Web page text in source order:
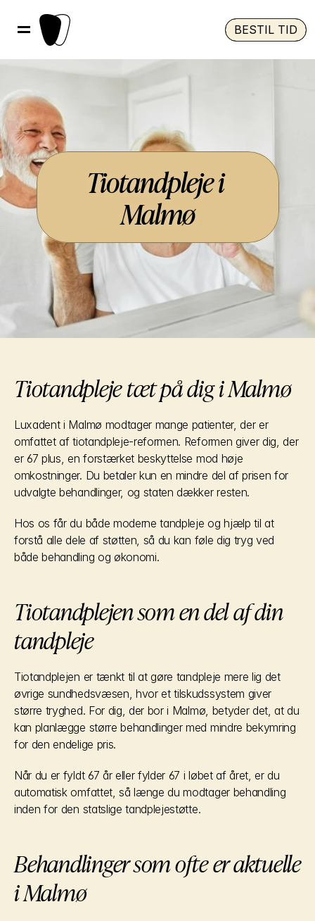
BESTIL TID
Tiotandpleje i
Malmø
Tiotandpleje tæt på dig i Malmø
Luxadent i Malmø modtager mange patienter, der er
omfattet af tiotandpleje-reformen. Reformen giver dig, der
er 67 plus, en forstærket beskyttelse mod høje
omkostninger. Du betaler kun en mindre del af prisen for
udvalgte behandlinger, og staten dækker resten.
Hos os får du både moderne tandpleje og hjælp til at
forstå alle dele af støtten, så du kan føle dig tryg ved
både behandling og økonomi.
Tiotandplejen som en del af din
tandpleje
Tiotandplejen er tænkt til at gøre tandpleje mere lig det
øvrige sundhedsvæsen, hvor et tilskudssystem giver
større tryghed. For dig, der bor i Malmø, betyder det, at du
kan planlægge større behandlinger med mindre bekymring
for den endelige pris.
Når du er fyldt 67 år eller fylder 67 i løbet af året, er du
automatisk omfattet, så længe du modtager behandling
inden for den statslige tandplejestøtte.
Behandlinger som ofte er aktuelle
i Malmø